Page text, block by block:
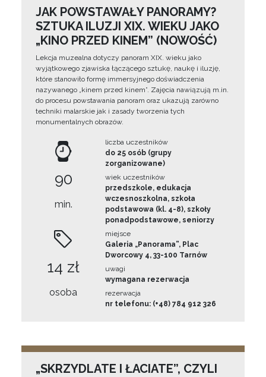
JAK POWSTAWAŁY PANORAMY?
SZTUKA ILUZJI XIX. WIEKU JAKO
„KINO PRZED KINEM” (NOWOŚĆ)
Lekcja muzealna dotyczy panoram XIX. wieku jako
wyjątkowego zjawiska łączącego sztukę, naukę i iluzję,
które stanowiło formę immersyjnego doświadczenia
nazywanego „kinem przed kinem”. Zajęcia nawiązują m.in.
do procesu powstawania panoram oraz ukazują zarówno
techniki malarskie jak i zasady tworzenia tych
monumentalnych obrazów.
90
min.
14 zł
osoba
liczba uczestników
do 25 osób (grupy
zorganizowane)
wiek uczestników
przedszkole, edukacja
wczesnoszkolna, szkoła
podstawowa (kl. 4-8), szkoły
ponadpodstawowe, seniorzy
miejsce
Galeria „Panorama”, Plac
Dworcowy 4, 33-100 Tarnów
uwagi
wymagana rezerwacja
rezerwacja
nr telefonu: (+48) 784 912 326
„SKRZYDLATE I ŁACIATE”, CZYLI